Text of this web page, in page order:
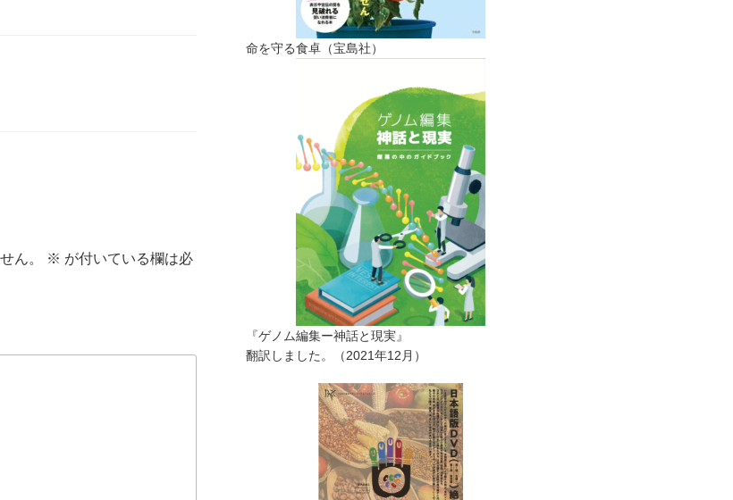
ん。 ※ が付いている欄は必
命を守る食卓（宝島社）
『ゲノム編集ー神話と現実』
翻訳しました。（2021年12月）